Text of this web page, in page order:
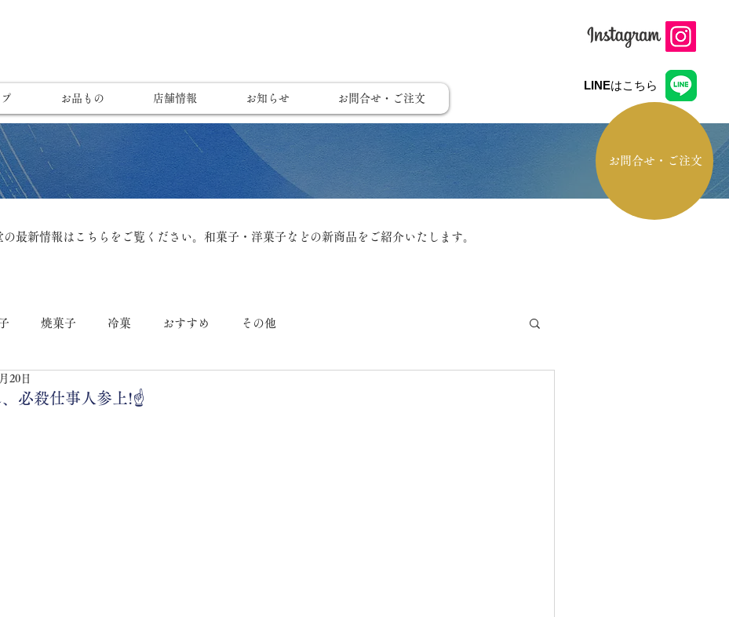
お問合せ・ご注文
LINEはこちら
お品もの 店舗情報 お知らせ お問合せ・ご注文
最新情報はこちらをご覧ください。和菓子・洋菓子などの新商品をご紹介いたします。
焼菓子 冷菓 おすすめ その他
必殺仕事人参上!☝️
20日